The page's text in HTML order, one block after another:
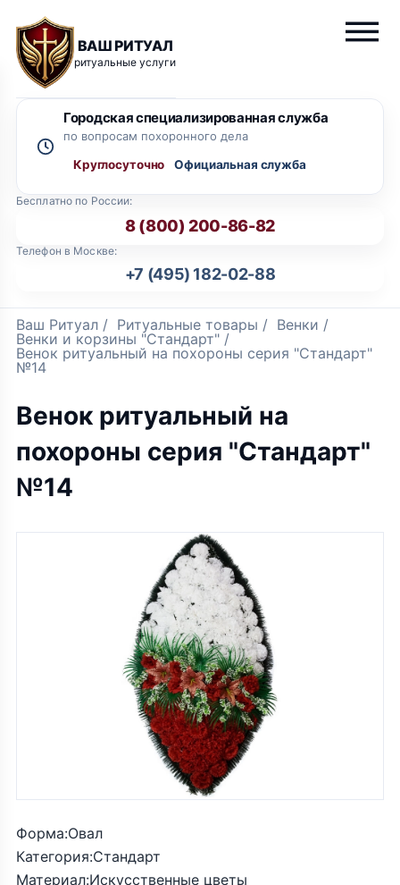
ВАШ РИТУАЛ
ритуальные услуги
Бесплатно по России:
8 (800) 200-86-82
Телефон в Москве:
+7 (495) 182-02-88
Городская специализированная служба
по вопросам похоронного дела
Круглосуточно
Ваш Ритуал / Ритуальные товары / Венки /
Венки и корзины "Стандарт" /
Венок ритуальный на похороны серия "Стандарт"
№14
Венок ритуальный на
похороны серия "Стандарт"
№14
Форма:Овал
Категория:Стандарт
Материал:Искусственные цветы